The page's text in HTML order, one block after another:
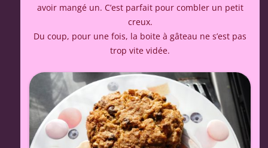
avoir mangé un. C’est parfait pour combler un petit
creux.
Du coup, pour une fois, la boite à gâteau ne s’est pas
trop vite vidée.